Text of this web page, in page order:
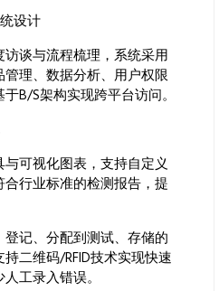
设计
谈与流程梳理，系统采用
理、数据分析、用户权限
B/S架构实现跨平台访问。
可视化图表，支持自定义
行业标准的检测报告，提
记、分配到测试、存储的
二维码/RFID技术实现快速
工录入错误。